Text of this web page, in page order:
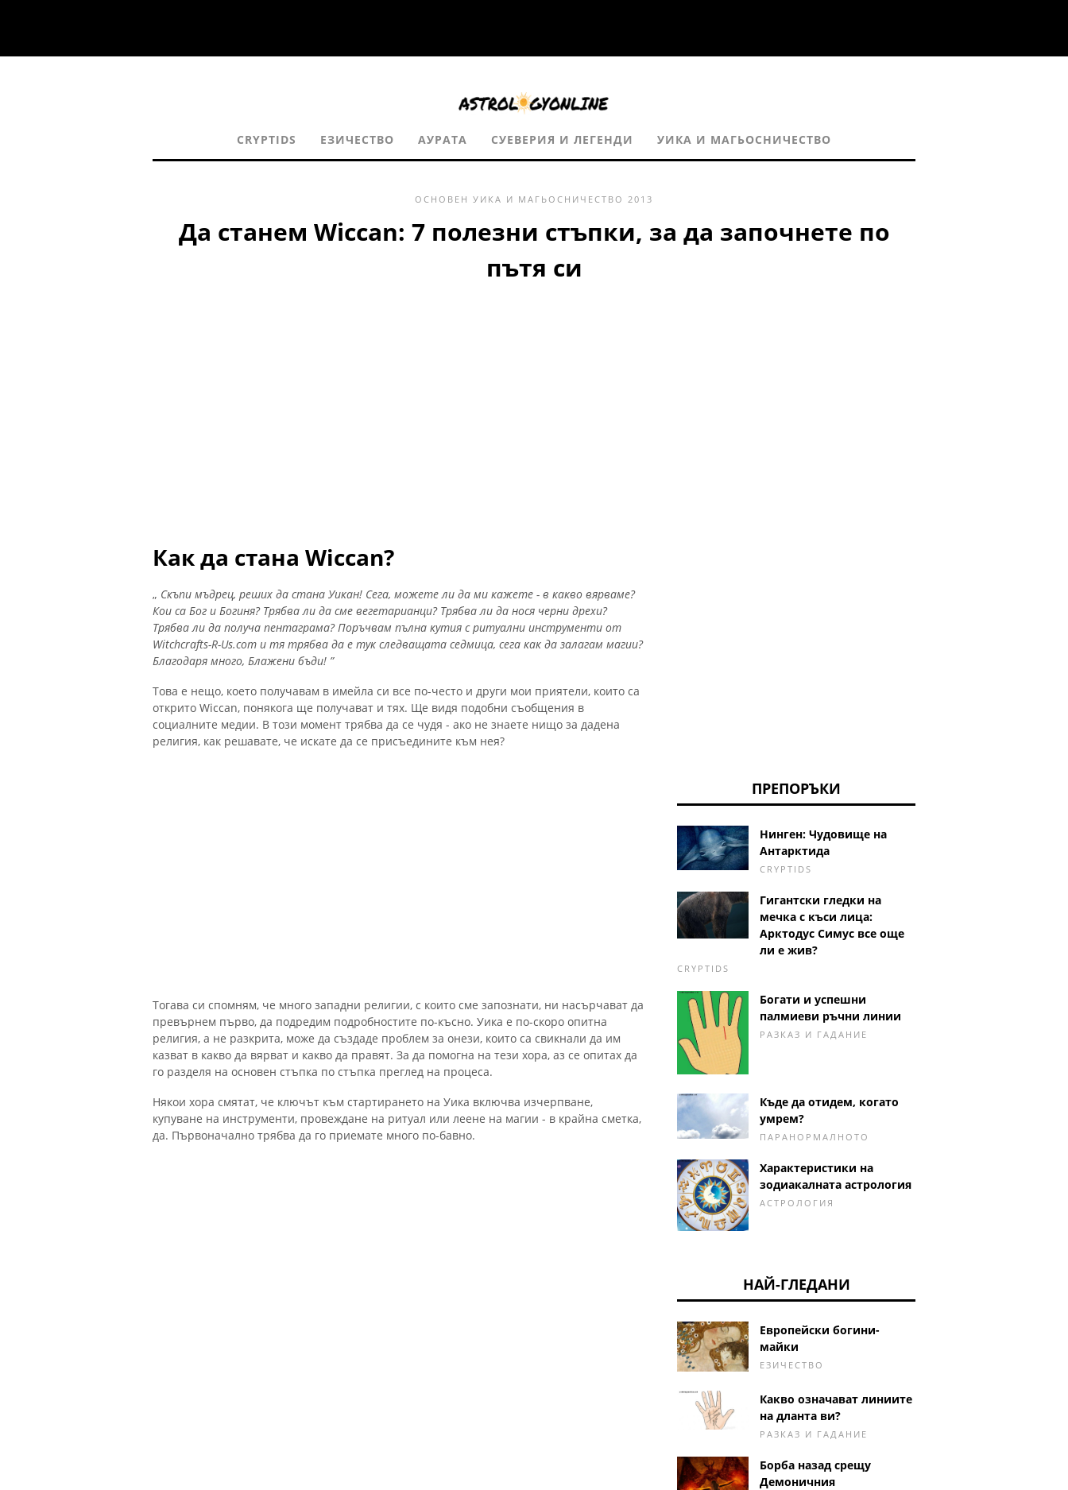
CRYPTIDS ЕЗИЧЕСТВО АУРАТА СУЕВЕРИЯ И ЛЕГЕНДИ УИКА И МАГЬОСНИЧЕСТВО
ОСНОВЕН УИКА И МАГЬОСНИЧЕСТВО 2013
Да станем Wiccan: 7 полезни стъпки, за да започнете по
пътя си
Как да стана Wiccan?
„ Скъпи мъдрец, реших да стана Уикан! Сега, можете ли да ми кажете - в какво вярваме?
Кои са Бог и Богиня? Трябва ли да сме вегетарианци? Трябва ли да нося черни дрехи?
Трябва ли да получа пентаграма? Поръчвам пълна кутия с ритуални инструменти от
Witchcrafts-R-Us.com и тя трябва да е тук следващата седмица, сега как да залагам магии?
Благодаря много, Блажени бъди! ”
Това е нещо, което получавам в имейла си все по-често и други мои приятели, които са
открито Wiccan, понякога ще получават и тях. Ще видя подобни съобщения в
социалните медии. В този момент трябва да се чудя - ако не знаете нищо за дадена
религия, как решавате, че искате да се присъедините към нея?
Тогава си спомням, че много западни религии, с които сме запознати, ни насърчават да
превърнем първо, да подредим подробностите по-късно. Уика е по-скоро опитна
религия, а не разкрита, може да създаде проблем за онези, които са свикнали да им
казват в какво да вярват и какво да правят. За да помогна на тези хора, аз се опитах да
го разделя на основен стъпка по стъпка преглед на процеса.
Някои хора смятат, че ключът към стартирането на Уика включва изчерпване,
купуване на инструменти, провеждане на ритуал или леене на магии - в крайна сметка,
да. Първоначално трябва да го приемате много по-бавно.
ПРЕПОРЪКИ
Нинген: Чудовище на
Антарктида
CRYPTIDS
Гигантски гледки на
мечка с къси лица:
Арктодус Симус все още
ли е жив?
CRYPTIDS
Богати и успешни
палмиеви ръчни линии
РАЗКАЗ И ГАДАНИЕ
Къде да отидем, когато
умрем?
ПАРАНОРМАЛНОТО
Характеристики на
зодиакалната астрология
АСТРОЛОГИЯ
НАЙ-ГЛЕДАНИ
Европейски богини-
майки
ЕЗИЧЕСТВО
Какво означават линиите
на дланта ви?
РАЗКАЗ И ГАДАНИЕ
Борба назад срещу
Демоничния